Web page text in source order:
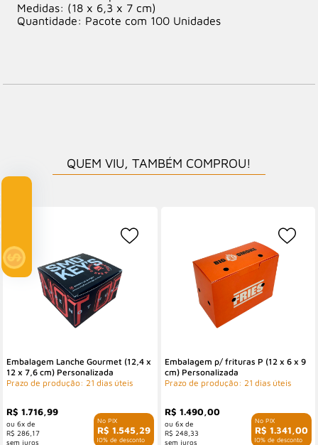
Medidas: (18 x 6,3 x 7 cm)
Quantidade: Pacote com 100 Unidades
QUEM VIU, TAMBÉM COMPROU!
Embalagem Lanche Gourmet (12,4 x
12 x 7,6 cm) Personalizada
R$ 1.545,29
com 10% de desconto
R$ 1.716,99
6x de
R$ 286,17
Prazo de produção: 21 dias úteis
Embalagem p/ frituras P (12 x 6 x 9
cm) Personalizada
R$ 1.341,00
com 10% de desconto
R$ 1.490,00
6x de
R$ 248,33
Prazo de produção: 21 dias úteis